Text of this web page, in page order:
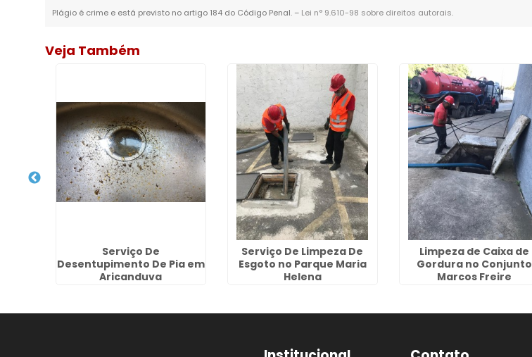
Plágio é crime e está previsto no artigo 184 do Código Penal. – Lei n° 9.610-98 sobre direitos autorais.
Veja Também
Serviço De
Desentupimento De Pia em
Aricanduva
Serviço De Limpeza De
Esgoto no Parque Maria
Helena
Limpeza de Caixa de
Gordura no Conjunto
Marcos Freire